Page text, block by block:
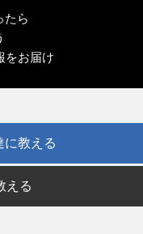
たら
をお届け
に教える
える